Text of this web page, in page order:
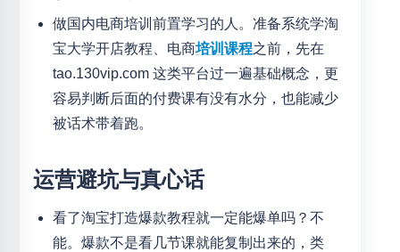
做国内电商培训前置学习的人。准备系统学淘
宝大学开店教程、电商培训课程之前，先在
tao.130vip.com 这类平台过一遍基础概念，更
容易判断后面的付费课有没有水分，也能减少
被话术带着跑。
运营避坑与真心话
看了淘宝打造爆款教程就一定能爆单吗？不
能。爆款不是看几节课就能复制出来的，类